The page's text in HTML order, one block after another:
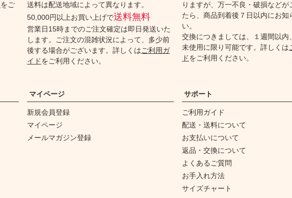
をご
送料は配送地域によって異なります。
50,000円以上お買い上げで送料無料
営業日15時までのご注文確定は即日発送いた
します。ご注文の混雑状況によって、多少前
後する場合がございます。詳しくはご利用ガ
イドをご利用ください。
りますが、万一不良・破損などが
たら、商品到着後７日以内にお知
い。
交換につきましては、１週間以内
未使用に限り可能です。詳しくは
ドをご利用ください。
マイページ
新規会員登録
マイページ
メールマガジン登録
サポート
ご利用ガイド
配送・送料について
お支払いについて
返品・交換について
よくあるご質問
お手入れ方法
サイズチャート